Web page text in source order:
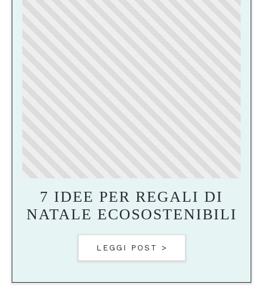
7 IDEE PER REGALI DI
NATALE ECOSOSTENIBILI
LEGGI POST >